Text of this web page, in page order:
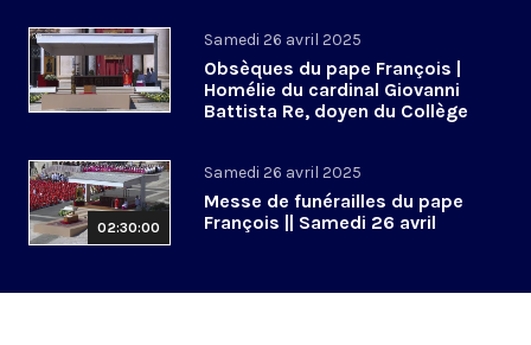
Samedi 26 avril 2025
Obsèques du pape François |
Homélie du cardinal Giovanni
Battista Re, doyen du Collège
02:30:00
Samedi 26 avril 2025
Messe de funérailles du pape
François || Samedi 26 avril